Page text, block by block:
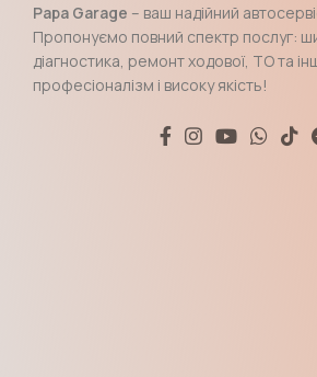
Papa Garage – ваш надійний
Пропонуємо повний спектр послуг:
діагностика, ремонт ходової, ТО та
професіоналізм і високу якість!